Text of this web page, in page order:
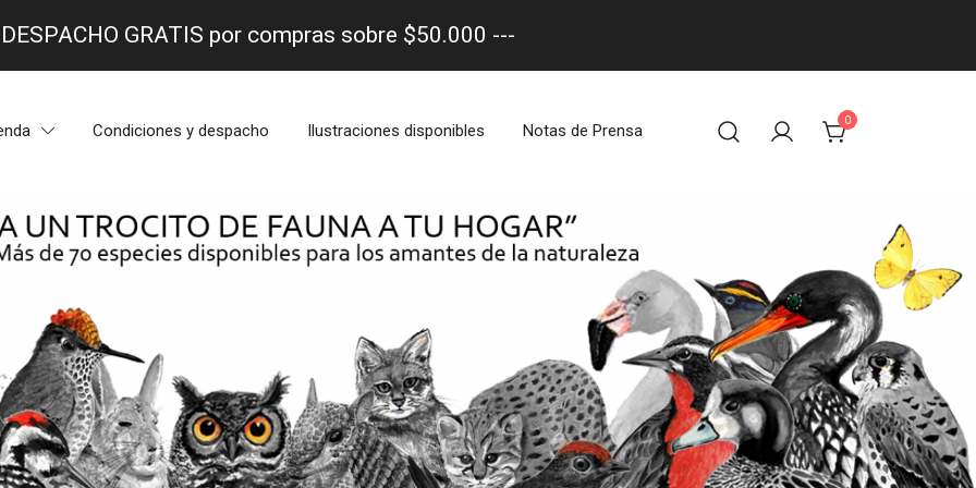
Condiciones y despacho Ilustraciones disponibles Notas de Prensa
0
GRATIS por compras sobre $50.000 ---